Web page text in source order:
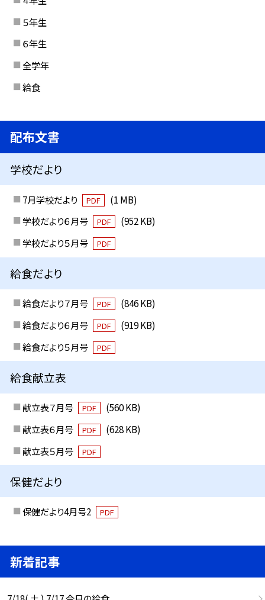
５年生
６年生
全学年
給食
配布文書
学校だより
7月学校だより PDF
(1 MB)
学校だより６月号
PDF
(952 KB)
学校だより５月号
PDF
給食だより
給食だより７月号 PDF
(846 KB)
給食だより６月号
PDF
(919 KB)
給食だより５月号
PDF
給食献立表
献立表７月号 PDF
(560 KB)
献立表６月号
PDF
(628 KB)
献立表５月号
PDF
保健だより
保健だより4月号2 PDF
新着記事